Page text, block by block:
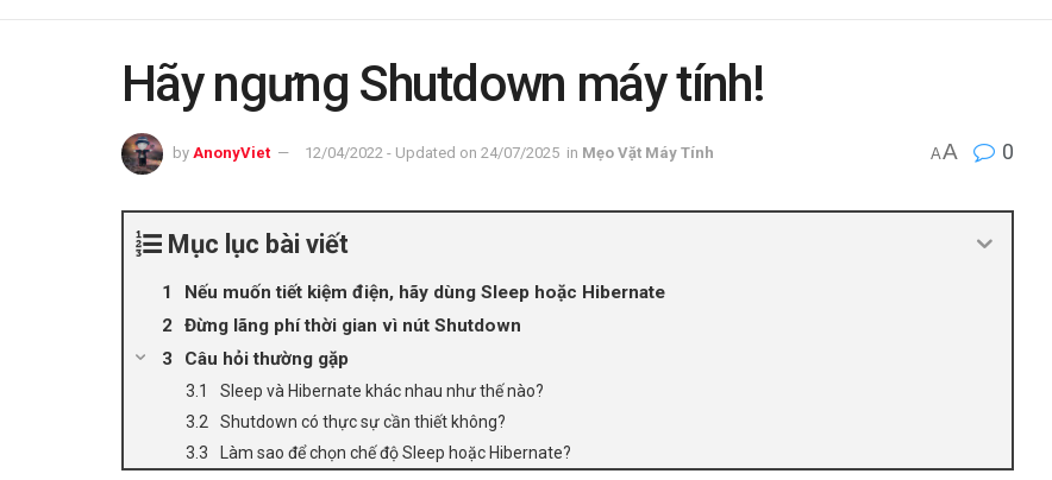
Hãy ngưng Shutdown máy tính!
by AnonyViet 12/04/2022 - Updated on 24/07/2025 in Mẹo Vặt Máy Tính AA 0
Mục lục bài viết
Nếu muốn tiết kiệm điện, hãy dùng Sleep hoặc Hibernate
Đừng lãng phí thời gian vì nút Shutdown
Câu hỏi thường gặp
Sleep và Hibernate khác nhau như thế nào?
Shutdown có thực sự cần thiết không?
Làm sao để chọn chế độ Sleep hoặc Hibernate?